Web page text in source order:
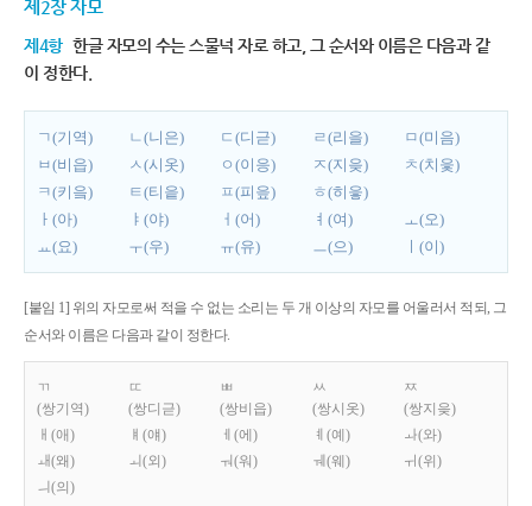
제2장 자모
제4항 한글 자모의 수는 스물넉 자로 하고, 그 순서와 이름은 다음과 같
이 정한다.
ㄱ(기역) ㄴ(니은) ㄷ(디귿) ㄹ(리을)
ㅁ(미음)
ㅂ(비읍)
ㅅ(시옷) ㅇ(이응) ㅈ(지읒)
ㅊ(치읓)
ㅋ(키읔)
ㅌ(티읕) ㅍ(피읖)
ㅎ(히읗)
ㅏ(아)
ㅑ(야) ㅓ(어) ㅕ(여)
ㅗ(오)
ㅛ(요)
ㅜ(우) ㅠ(유) ㅡ(으) ㅣ(이)
[붙임 1] 위의 자모로써 적을 수 없는 소리는 두 개 이상의 자모를 어울러서 적되, 그
순서와 이름은 다음과 같이 정한다.
ㄲ
(쌍기역)
ㄸ
(쌍디귿)
ㅃ
(쌍비읍)
ㅆ
(쌍시옷)
ㅉ
(쌍지읒)
ㅐ(애)
ㅒ(얘) ㅔ(에) ㅖ(예)
ㅘ(와)
ㅙ(왜)
ㅚ(외) ㅝ(워) ㅞ(웨)
ㅟ(위)
ㅢ(의)